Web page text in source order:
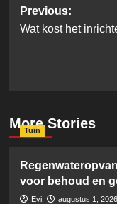
Post
Previous:
Wat kost het
More Stories
Tuin
voor behoud en
Evi
augustus 1, 2026